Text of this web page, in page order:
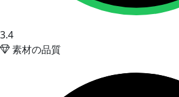
3.4
素材の品質